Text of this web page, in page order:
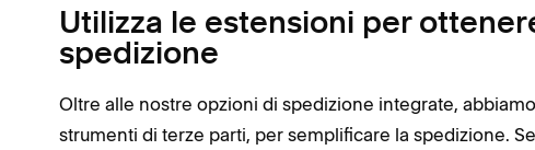
Utilizza le estensioni per
spedizione
Oltre alle nostre opzioni di spedizione integrate, abbiamo
strumenti di terze parti, per semplificare la spedizione.